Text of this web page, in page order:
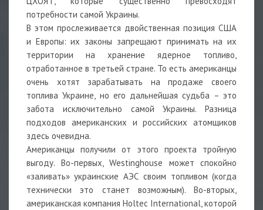
потребности самой Украины.
В этом прослеживается двойственная позиция США
и Европы: их законы запрещают принимать на их
территории на хранение ядерное топливо,
отработанное в третьей стране. То есть американцы
очень хотят зарабатывать на продаже своего
топлива Украине, но его дальнейшая судьба – это
забота исключительно самой Украины. Разница
подходов американских и российских атомщиков
здесь очевидна.
Американцы получили от этого проекта тройную
выгоду. Во-первых, Westinghouse может спокойно
«заливать» украинские АЭС своим топливом (когда
технически это станет возможным). Во-вторых,
американская компания Holtec International, которой